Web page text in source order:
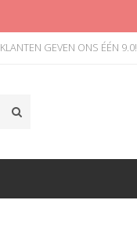
KLANTEN GEVEN ONS ÉÉN 9.0!